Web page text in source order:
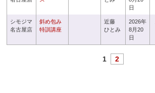
日
シモジマ
名古屋店
斜め包み
特訓講座
近藤
ひとみ
2026年
8月20
日
1 2